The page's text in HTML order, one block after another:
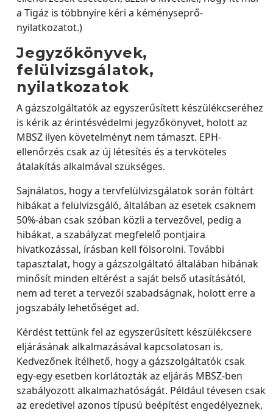
a Tigáz is többnyire kéri a kéményseprő-
nyilatkozatot.)
Jegyzőkönyvek,
felülvizsgálatok,
nyilatkozatok
A gázszolgáltatók az egyszerűsített készülékcseréhez
is kérik az érintésvédelmi jegyzőkönyvet, holott az
MBSZ ilyen követelményt nem támaszt. EPH-
ellenőrzés csak az új létesítés és a tervköteles
átalakítás alkalmával szükséges.
Sajnálatos, hogy a tervfelülvizsgálatok során föltárt
hibákat a felülvizsgáló, általában az esetek csaknem
50%-ában csak szóban közli a tervezővel, pedig a
hibákat, a szabályzat megfelelő pontjaira
hivatkozással, írásban kell fölsorolni. További
tapasztalat, hogy a gázszolgáltató általában hibának
minősít minden eltérést a saját belső utasításától,
nem ad teret a tervezői szabadságnak, holott erre a
jogszabály lehetőséget ad.
Kérdést tettünk fel az egyszerűsített készülékcsere
eljárásának alkalmazásával kapcsolatosan is.
Kedvezőnek ítélhető, hogy a gázszolgáltatók csak
egy-egy esetben korlátozták az eljárás MBSZ-ben
szabályozott alkalmazhatóságát. Például tévesen csak
az eredetivel azonos típusú beépítést engedélyeznek,